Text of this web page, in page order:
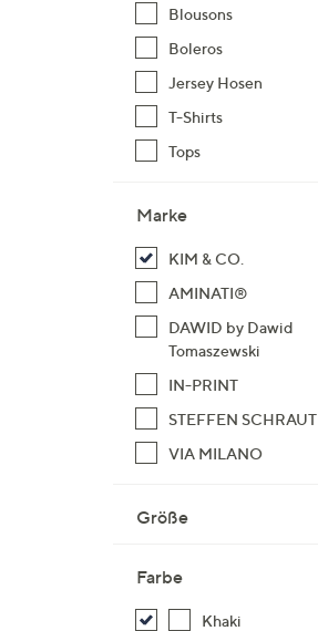
Blousons
Boleros
Jersey Hosen
T-Shirts
Tops
Marke
KIM & CO.
AMINATI®
DAWID by Dawid
Tomaszewski
IN-PRINT
STEFFEN SCHRAUT
VIA MILANO
Größe
Farbe
Khaki